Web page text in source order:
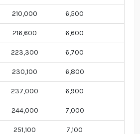
210,000 6,500
216,600 6,600
223,300 6,700
230,100 6,800
237,000 6,900
244,000 7,000
251,100 7,100